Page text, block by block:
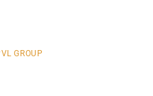
GROUP